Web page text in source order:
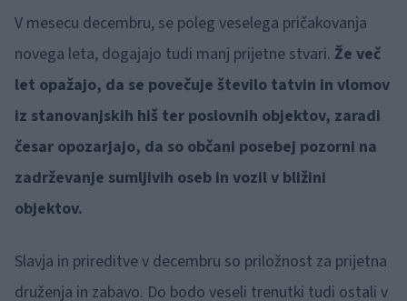
V mesecu decembru, se poleg veselega pričakovanja
novega leta, dogajajo tudi manj prijetne stvari. Že več
let opažajo, da se povečuje število tatvin in vlomov
iz stanovanjskih hiš ter poslovnih objektov, zaradi
česar opozarjajo, da so občani posebej pozorni na
zadrževanje sumljivih oseb in vozil v bližini
objektov.
Slavja in prireditve v decembru so priložnost za prijetna
druženja in zabavo. Do bodo veseli trenutki tudi ostali v